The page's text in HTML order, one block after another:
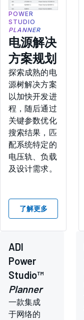
电源解决
方案规划
POWER
STUDIO
PLANNER
探索成熟的电
源树解决方案
以加快开发进
程，随后通过
关键参数优化
搜索结果，匹
配系统特定的
电压轨、负载
及设计需求。
了解更多
ADI
Power
Studio™
Planner
一款集成
于网络的